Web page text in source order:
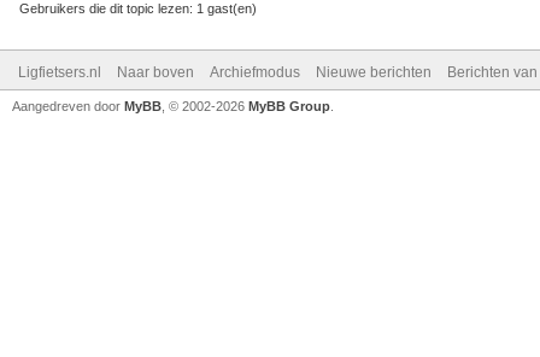
Gebruikers die dit topic lezen: 1 gast(en)
Ligfietsers.nl Naar boven Archiefmodus Nieuwe berichten Berichten
Aangedreven door MyBB , © 2002-2026 MyBB Group